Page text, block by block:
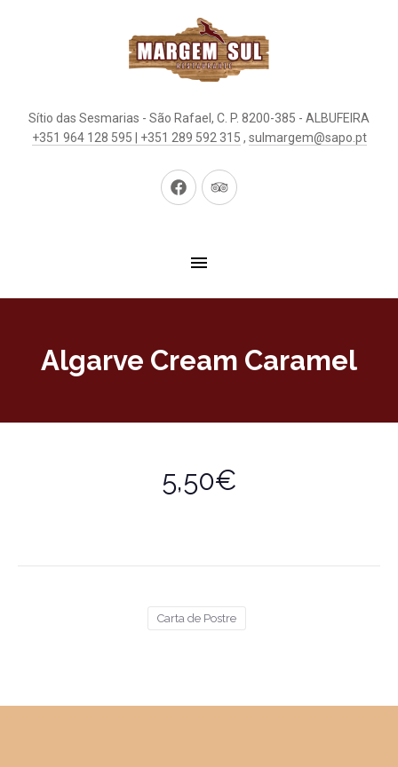
Sítio das Sesmarias - São Rafael, C. P. 8200-385 - ALBUFEIRA
+351 964 128 595 | +351 289 592 315 , sulmargem@sapo.pt
New
New
Algarve Cream Caramel
5,50€
Carta de Postre